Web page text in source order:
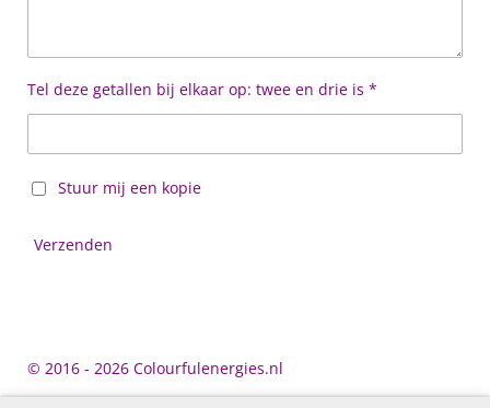
Tel deze getallen bij elkaar op: twee en drie is *
Stuur mij een kopie
Verzenden
© 2016 - 2026 Colourfulenergies.nl